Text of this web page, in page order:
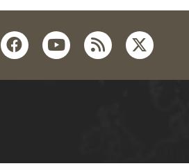
facebookyoutube
rss twitter